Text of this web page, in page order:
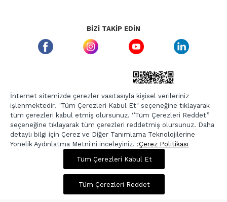
900,00 TL 3.599,00 TL
Sepette %20 İndirim
BIZI TAKIP EDIN
ETBIS GÜVEN DAMGASI
Copyright © 2026, Berr-In.com, Tüm Hakları Saklıdır.
Tüm Çerezleri Kabul Et
İnternet sitemizde çerezler vasıtasıyla kişisel verileriniz
işlenmektedir. "Tüm Çerezleri Kabul Et" seçeneğine tıklayarak
tüm çerezleri kabul etmiş olursunuz. ‘’Tüm Çerezleri Reddet’’
seçeneğine tıklayarak tüm çerezleri reddetmiş olursunuz. Daha
detaylı bilgi için Çerez ve Diğer Tanımlama Teknolojilerine
Yönelik Aydınlatma Metni'ni inceleyiniz. :Çerez Politikası
Tüm Çerezleri Reddet